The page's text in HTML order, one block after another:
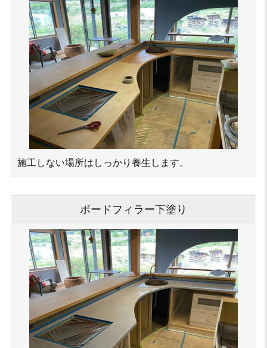
施工しない場所はしっかり養生します。
ボードフィラー下塗り